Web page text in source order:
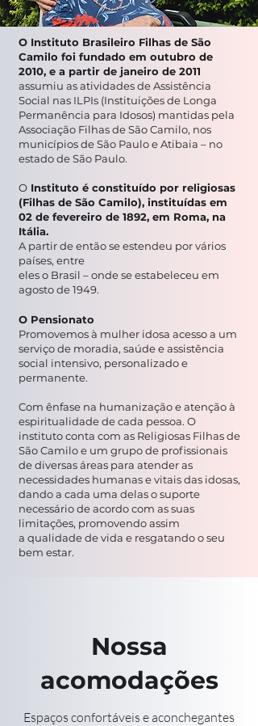
O Instituto Brasileiro Filhas de São
Camilo foi fundado em outubro de
2010, e a partir de janeiro de 2011
assumiu as atividades de Assistência
Social nas ILPIs (Instituições de Longa
Permanência para Idosos) mantidas pela
Associação Filhas de São Camilo, nos
municípios de São Paulo e Atibaia – no
estado de São Paulo.
O Instituto é constituído por religiosas
(Filhas de São Camilo), instituídas em
02 de fevereiro de 1892, em Roma, na
Itália.
A partir de então se estendeu por vários
países, entre
eles o Brasil – onde se estabeleceu em
agosto de 1949.
O Pensionato
Promovemos à mulher idosa acesso a um
serviço de moradia, saúde e assistência
social intensivo, personalizado e
permanente.
Com ênfase na humanização e atenção à
espiritualidade de cada pessoa. O
instituto conta com as Religiosas Filhas de
São Camiloe um grupo de profissionais
de diversas áreas para atender as
necessidades humanas e vitais das idosas,
dando a cada uma delaso suporte
necessário de acordo com as suas
limitações, promovendo assim
a qualidade de vida e resgatando o seu
bem estar.
Nossa
acomodações
Espaços confortáveis e aconchegantes